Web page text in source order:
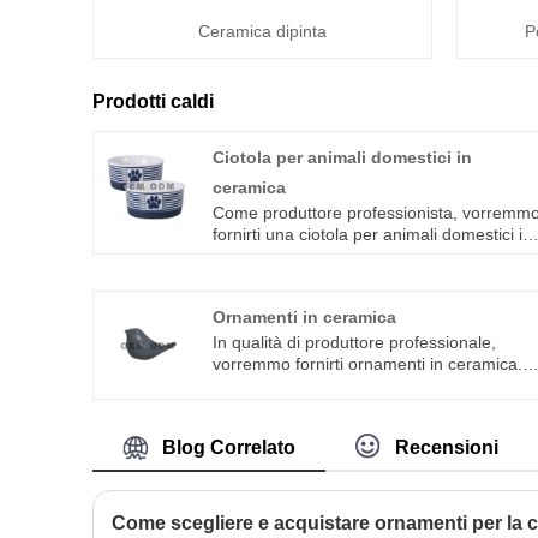
Ceramica dipinta
Prodotti caldi
Ciotola per animali domestici in
ceramica
Come produttore professionista,
fornirti una ciotola per animali domestici in
Ornamenti in ceramica
In qualità di produttore professionale,
vorremmo fornirti ornamenti in ceramica. E
speciali, che offrono il servizio ODM e OEM
Blog Correlato Recensioni
Come scegliere e acquistare ornamenti per la